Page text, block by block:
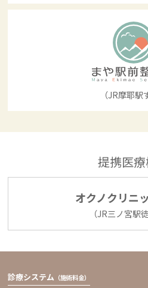
（JR摩耶駅
提携医
オクノクリニ
（JR三ノ宮駅
診療システム （施術料金）